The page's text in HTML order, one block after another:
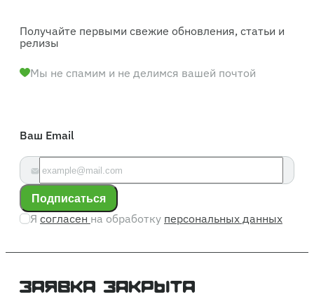
Получайте первыми свежие обновления, статьи и
релизы
Мы не спамим и не делимся вашей почтой
Ваш Email
Подписаться
Я согласен на обработку персональных данных